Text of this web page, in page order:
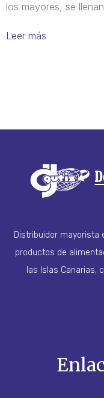
los mayores, se
Leer más
Distribuidor mayorista
productos de
las Islas Canarias,